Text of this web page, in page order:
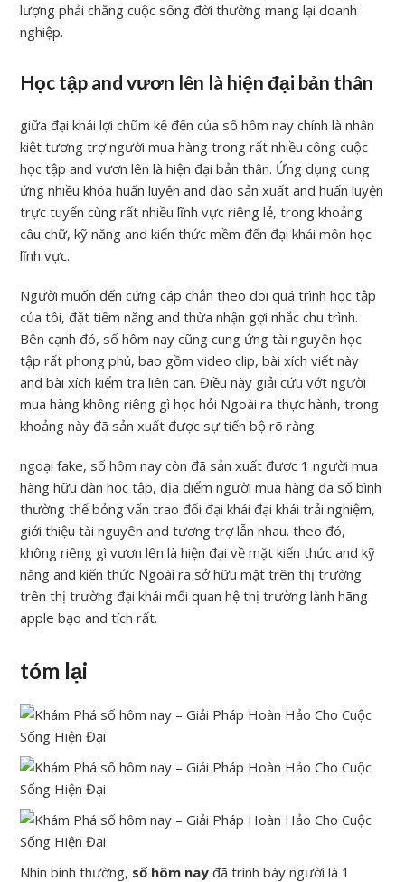
lượng phải chăng cuộc sống đời thường mang lại doanh
nghiệp.
Học tập and vươn lên là hiện đại bản thân
giữa đại khái lợi chũm kế đến của số hôm nay chính là nhân
kiệt tương trợ người mua hàng trong rất nhiều công cuộc
học tập and vươn lên là hiện đại bản thân. Ứng dụng cung
ứng nhiều khóa huấn luyện and đào sản xuất and huấn luyện
trực tuyến cùng rất nhiều lĩnh vực riêng lẻ, trong khoảng
câu chữ, kỹ năng and kiến thức mềm đến đại khái môn học
lĩnh vực.
Người muốn đến cứng cáp chắn theo dõi quá trình học tập
của tôi, đặt tiềm năng and thừa nhận gợi nhắc chu trình.
Bên cạnh đó, số hôm nay cũng cung ứng tài nguyên học
tập rất phong phú, bao gồm video clip, bài xích viết này
and bài xích kiểm tra liên can. Điều này giải cứu vớt người
mua hàng không riêng gì học hỏi Ngoài ra thực hành, trong
khoảng này đã sản xuất được sự tiến bộ rõ ràng.
ngoại fake, số hôm nay còn đã sản xuất được 1 người mua
hàng hữu đàn học tập, địa điểm người mua hàng đa số bình
thường thể bỏng vấn trao đổi đại khái đại khái trải nghiệm,
giới thiệu tài nguyên and tương trợ lẫn nhau. theo đó,
không riêng gì vươn lên là hiện đại về mặt kiến thức and kỹ
năng and kiến thức Ngoài ra sở hữu mặt trên thị trường
trên thị trường đại khái mối quan hệ thị trường lành hãng
apple bạo and tích rất.
tóm lại
Nhìn bình thường, số hôm nay đã trình bày người là 1